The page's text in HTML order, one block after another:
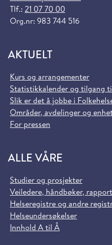
Tlf.: 21 07 70 00
Org.nr: 983 744 516
AKTUELT
Kurs og arrangementer
Statistikkalender og tilgang
Slik er det å jobbe i
Områder, avdelinger og
For pressen
ALLE VÅRE
Studier og prosjekter
Veiledere, håndbøker,
Helseregistre og andre
Helseundersøkelser
Innhold A til Å